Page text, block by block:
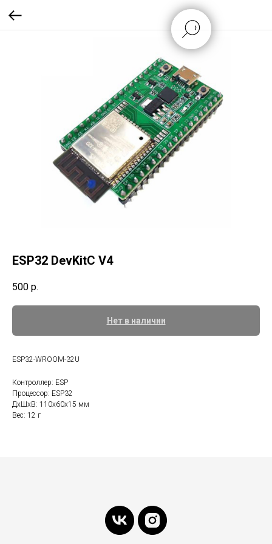
ESP32 DevKitC V4
500 р.
Нет в наличии
ESP32-WROOM-32U
Контроллер: ESP
Процессор: ESP32
ДxШxВ: 110x60x15 мм
Вес: 12 г